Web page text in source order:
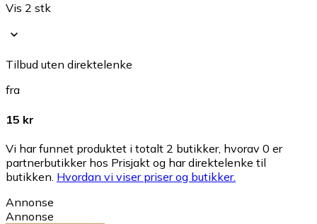
Vis 2 stk
Tilbud uten direktelenke
fra
15 kr
Vi har funnet produktet i totalt 2 butikker, hvorav 0 er
partnerbutikker hos Prisjakt og har direktelenke til
butikken. Hvordan vi viser priser og butikker.
Annonse
Annonse